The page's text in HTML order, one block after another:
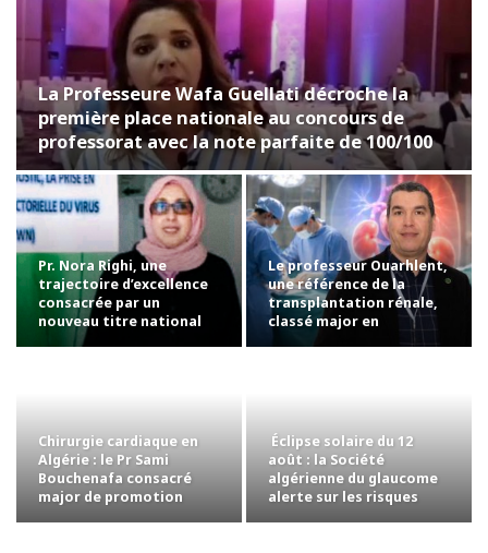
La Professeure Wafa Guellati décroche la
première place nationale au concours de
professorat avec la note parfaite de 100/100
Pr. Nora Righi, une
trajectoire d’excellence
consacrée par un
nouveau titre national
Le professeur Ouarhlent,
une référence de la
transplantation rénale,
classé major en
chirurgie…
Chirurgie cardiaque en
Algérie : le Pr Sami
Bouchenafa consacré
major de promotion
Éclipse solaire du 12
août : la Société
algérienne du glaucome
alerte sur les risques